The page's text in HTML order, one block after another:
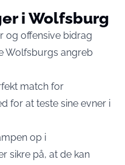
i Wolfsburg
og offensive bidrag
Wolfsburgs angreb
match for
for at teste sine evner i
op i
sikre på, at de kan